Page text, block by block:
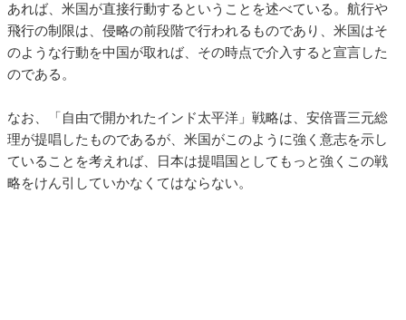
あれば、米国が直接行動するということを述べている。航行や
飛行の制限は、侵略の前段階で行われるものであり、米国はそ
のような行動を中国が取れば、その時点で介入すると宣言した
のである。
なお、「自由で開かれたインド太平洋」戦略は、安倍晋三元総
理が提唱したものであるが、米国がこのように強く意志を示し
ていることを考えれば、日本は提唱国としてもっと強くこの戦
略をけん引していかなくてはならない。